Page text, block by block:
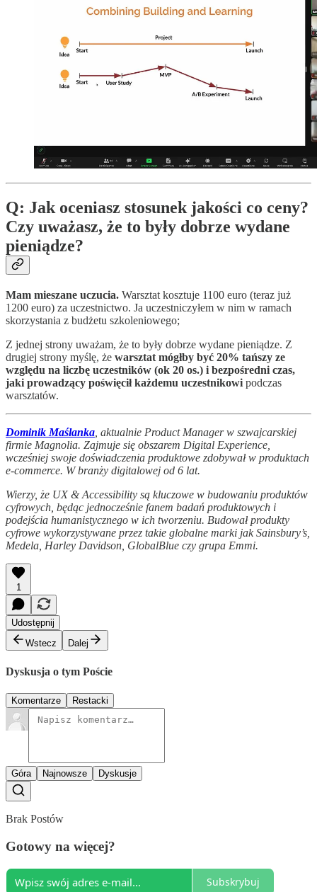
Q: Jak oceniasz stosunek jakości co ceny?
Czy uważasz, że to były dobrze wydane
pieniądze?
Mam mieszane uczucia. Warsztat kosztuje 1100 euro (teraz już
1200 euro) za uczestnictwo. Ja uczestniczyłem w nim w ramach
skorzystania z budżetu szkoleniowego;
Z jednej strony uważam, że to były dobrze wydane pieniądze. Z
drugiej strony myślę, że warsztat mógłby być 20% tańszy ze
względu na liczbę uczestników (ok 20 os.) i bezpośredni czas,
jaki prowadzący poświęcił każdemu uczestnikowi podczas
warsztatów.
Dominik Maślanka , aktualnie Product Manager w szwajcarskiej
firmie Magnolia. Zajmuje się obszarem Digital Experience,
wcześniej swoje doświadczenia produktowe zdobywał w produktach
e-commerce. W branży digitalowej od 6 lat.
Wierzy, że UX & Accessibility są kluczowe w budowaniu produktów
cyfrowych, będąc jednocześnie fanem badań produktowych i
podejścia humanistycznego w ich tworzeniu. Budował produkty
cyfrowe wykorzystywane przez takie globalne marki jak Sainsbury’s,
Medela, Harley Davidson, GlobalBlue czy grupa Emmi.
1
Udostępnij
Wstecz
Dalej
Dyskusja o tym Poście
Komentarze Restacki
Góra Najnowsze Dyskusje
Brak Postów
Gotowy na więcej?
Subskrybuj